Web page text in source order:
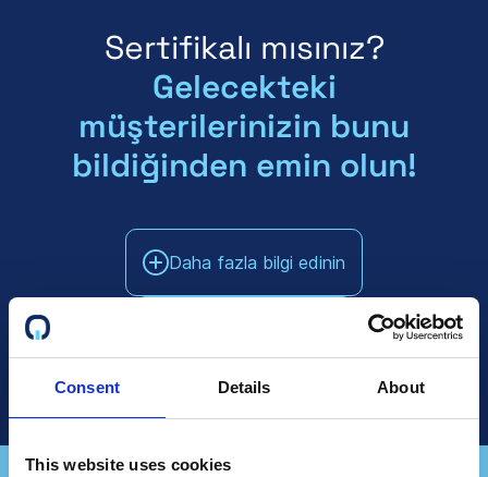
Consent Details About
This website uses cookies
Sertifikalı mısınız?
Gelecekteki
müşterilerinizin bunu
bildiğinden emin olun!
Daha fazla bilgi edinin